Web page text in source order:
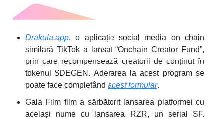
Drakula.app, o aplicație social media on chain
similară TikTok a lansat “Onchain Creator Fund”,
prin care recompensează creatorii de conținut în
tokenul $DEGEN. Aderarea la acest program se
poate face completând acest formular.
Gala Film film a sărbătorit lansarea platformei cu
același nume cu lansarea RZR, un serial SF.